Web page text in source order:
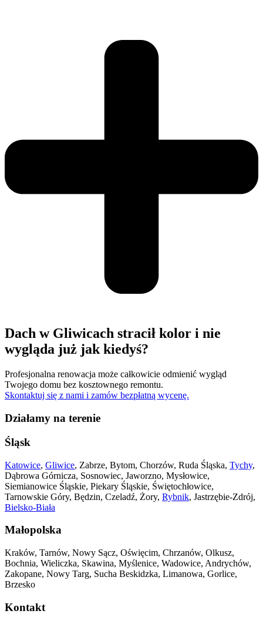
Dach w Gliwicach stracił kolor i nie
wygląda już jak kiedyś?
Profesjonalna renowacja może całkowicie odmienić wygląd
Twojego domu bez kosztownego remontu.
Skontaktuj się z nami i zamów bezpłatną wycenę.
Działamy na terenie
Śląsk
Katowice, Gliwice, Zabrze, Bytom, Chorzów, Ruda Śląska, Tychy,
Dąbrowa Górnicza, Sosnowiec, Jaworzno, Mysłowice,
Siemianowice Śląskie, Piekary Śląskie, Świętochłowice,
Tarnowskie Góry, Będzin, Czeladź, Żory, Rybnik, Jastrzębie-Zdrój,
Bielsko-Biała
Małopolska
Kraków, Tarnów, Nowy Sącz, Oświęcim, Chrzanów, Olkusz,
Bochnia, Wieliczka, Skawina, Myślenice, Wadowice, Andrychów,
Zakopane, Nowy Targ, Sucha Beskidzka, Limanowa, Gorlice,
Brzesko
Kontakt